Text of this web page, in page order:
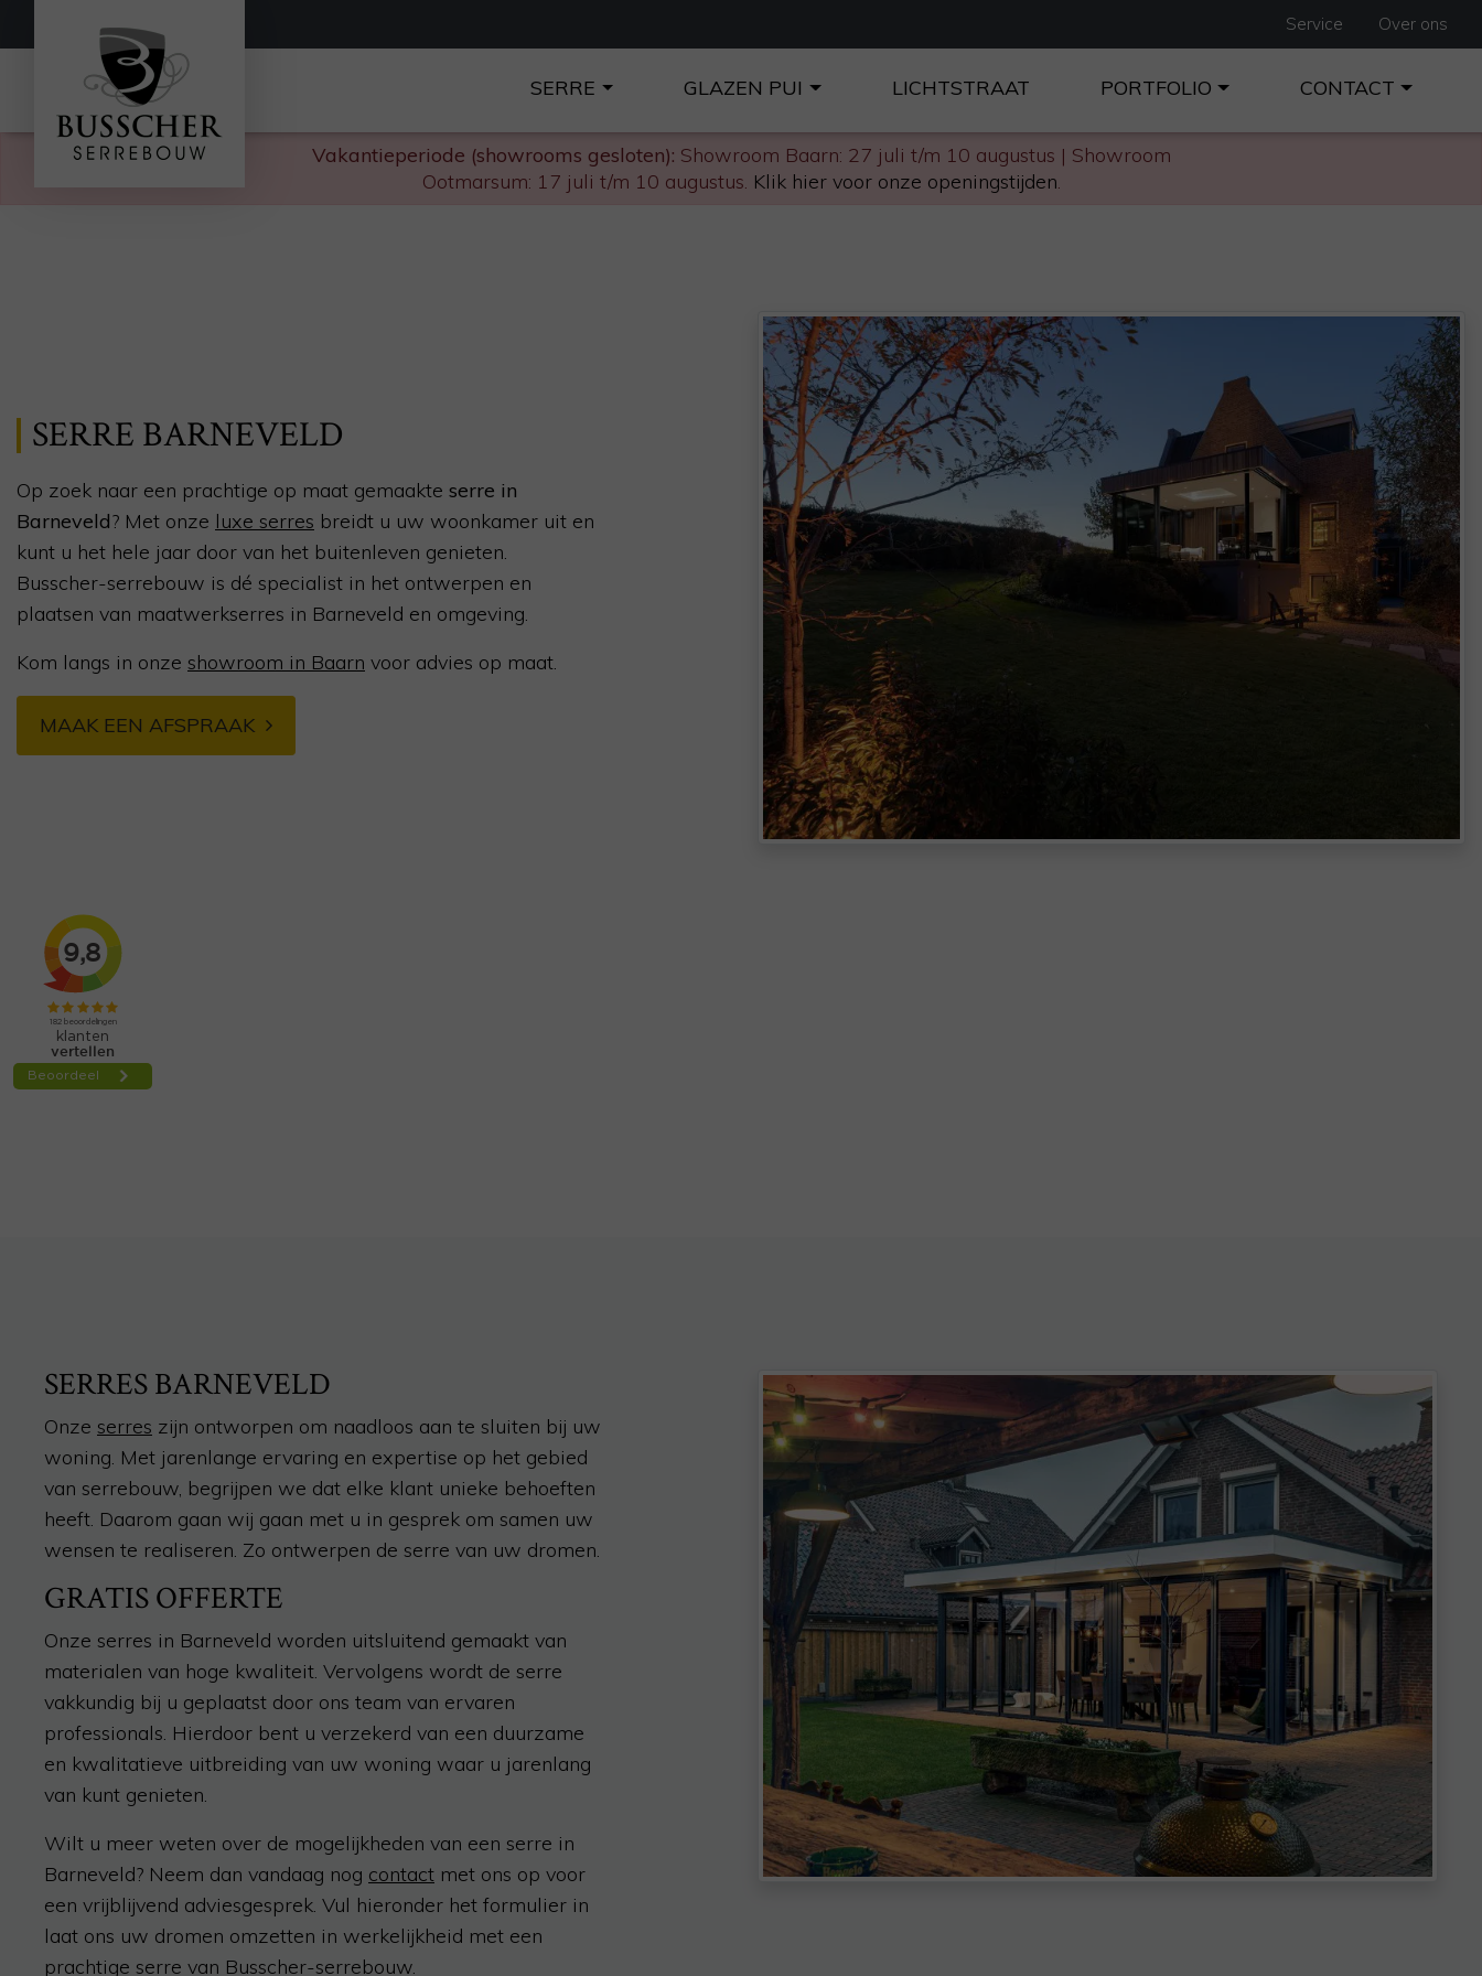
Vakantieperiode (showrooms gesloten): Showroom Baarn: 27 juli t/m 10 augustus | Showroom
Ootmarsum: 17 juli t/m 10 augustus. Klik hier voor onze openingstijden.
Service Over ons
SERRE GLAZEN PUI LICHTSTRAAT PORTFOLIO CONTACT
SERRE BARNEVELD
Op zoek naar een prachtige op maat gemaakte serre in
Barneveld? Met onze luxe serres breidt u uw woonkamer uit en
kunt u het hele jaar door van het buitenleven genieten.
Busscher-serrebouw is dé specialist in het ontwerpen en
plaatsen van maatwerkserres in Barneveld en omgeving.
Kom langs in onze showroom in Baarn voor advies op maat.
MAAK EEN AFSPRAAK
SERRES BARNEVELD
Onze serres zijn ontworpen om naadloos aan te sluiten bij uw
woning. Met jarenlange ervaring en expertise op het gebied
van serrebouw, begrijpen we dat elke klant unieke behoeften
heeft. Daarom gaan wij gaan met u in gesprek om samen uw
wensen te realiseren. Zo ontwerpen de serre van uw dromen.
GRATIS OFFERTE
Onze serres in Barneveld worden uitsluitend gemaakt van
materialen van hoge kwaliteit. Vervolgens wordt de serre
vakkundig bij u geplaatst door ons team van ervaren
professionals. Hierdoor bent u verzekerd van een duurzame
en kwalitatieve uitbreiding van uw woning waar u jarenlang
van kunt genieten.
Wilt u meer weten over de mogelijkheden van een serre in
Barneveld? Neem dan vandaag nog contact met ons op voor
een vrijblijvend adviesgesprek. Vul hieronder het formulier in
laat ons uw dromen omzetten in werkelijkheid met een
prachtige serre van Busscher-serrebouw.